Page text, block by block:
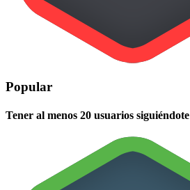
Popular
Tener al menos 20 usuarios siguiéndote